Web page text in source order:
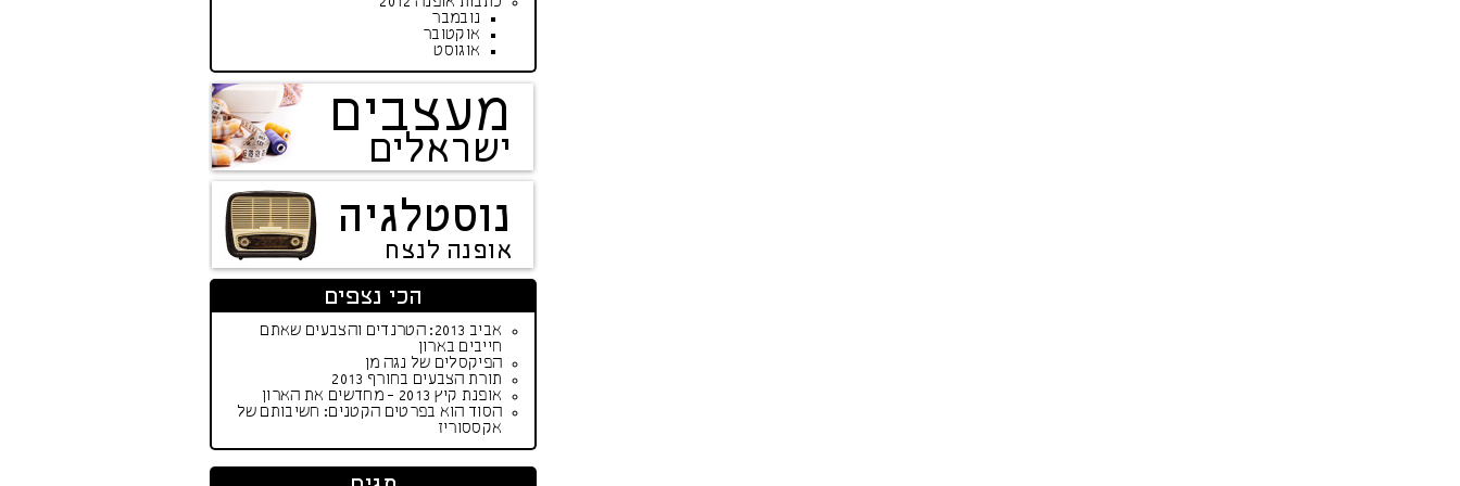
נובמבר
אוקטובר
אוגוסט
מעצבים
ישראלים
נוסטלגיה
אופנה לנצח
הכי נצפים
אביב 2013: הטרנדים והצבעים שאתם
חייבים בארון
הפיקסלים של נגה מן
תורת הצבעים בחורף 2013
אופנת קיץ 2013 - מחדשים את הארון
הסוד הוא בפרטים הקטנים: חשיבותם של
אקססוריז